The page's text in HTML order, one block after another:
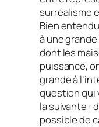
surréalisme
Bien
à une
dont les
puissance,
grande à
question qui
la suivante :
possible de